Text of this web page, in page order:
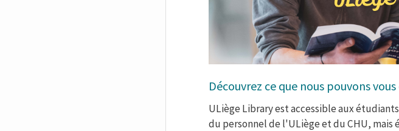
Libellé d'entête
Découvrez ce que nous pouvons
Corps de texte
ULiège Library est accessible aux
du personnel de l'ULiège et du CHU,